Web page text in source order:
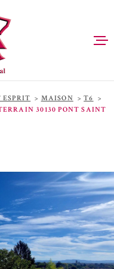
ACCUEIL
ACHETER
QUI
NOUS
ACHETER A
ESPRIT MAISON
T6
30130 PONT SAINT